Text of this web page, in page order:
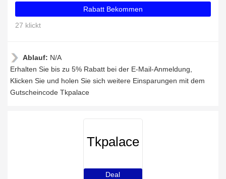
Rabatt Bekommen
27 klickt
Ablauf: N/A
Erhalten Sie bis zu 5% Rabatt bei der E-Mail-Anmeldung,
Klicken Sie und holen Sie sich weitere Einsparungen mit dem
Gutscheincode Tkpalace
Tkpalace
Deal